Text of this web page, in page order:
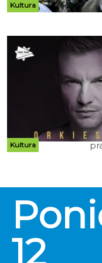
Kultura
Kultura
12